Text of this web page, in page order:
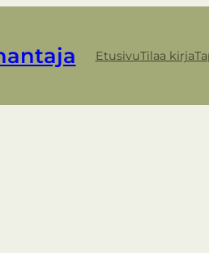
EtusivuTilaa kirja